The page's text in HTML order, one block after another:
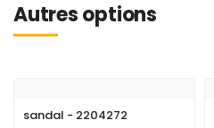
Autres options
sandal - 2204272